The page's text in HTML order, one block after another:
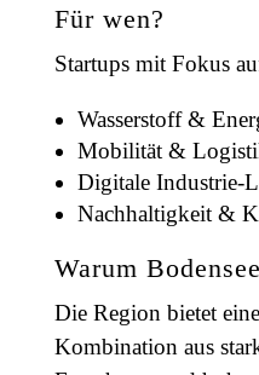
Für wen?
Startups mit Fokus
Wasserstoff &
Mobilität &
Digitale Industrie-
Nachhaltigkeit &
Warum
Die Region bietet
Kombination aus